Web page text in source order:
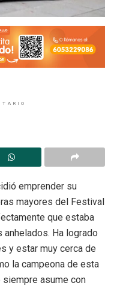
emprender su
mayores del Festival
que estaba
Ha logrado
y estar muy cerca de
la campeona de esta
asume con